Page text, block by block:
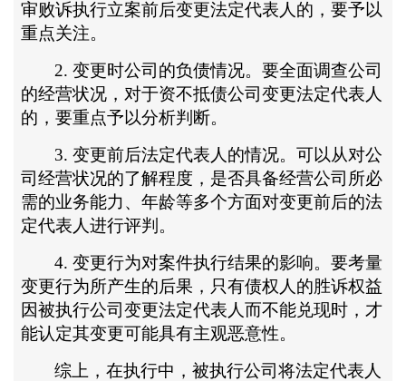
审败诉执行立案前后变更法定代表人的，要予以
重点关注。
2. 变更时公司的负债情况。要全面调查公司
的经营状况，对于资不抵债公司变更法定代表人
的，要重点予以分析判断。
3. 变更前后法定代表人的情况。可以从对公
司经营状况的了解程度，是否具备经营公司所必
需的业务能力、年龄等多个方面对变更前后的法
定代表人进行评判。
4. 变更行为对案件执行结果的影响。要考量
变更行为所产生的后果，只有债权人的胜诉权益
因被执行公司变更法定代表人而不能兑现时，才
能认定其变更可能具有主观恶意性。
综上，在执行中，被执行公司将法定代表人